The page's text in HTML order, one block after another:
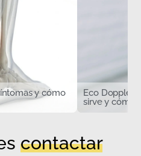
y cómo
Eco Doppler
sirve y cómo
contactar